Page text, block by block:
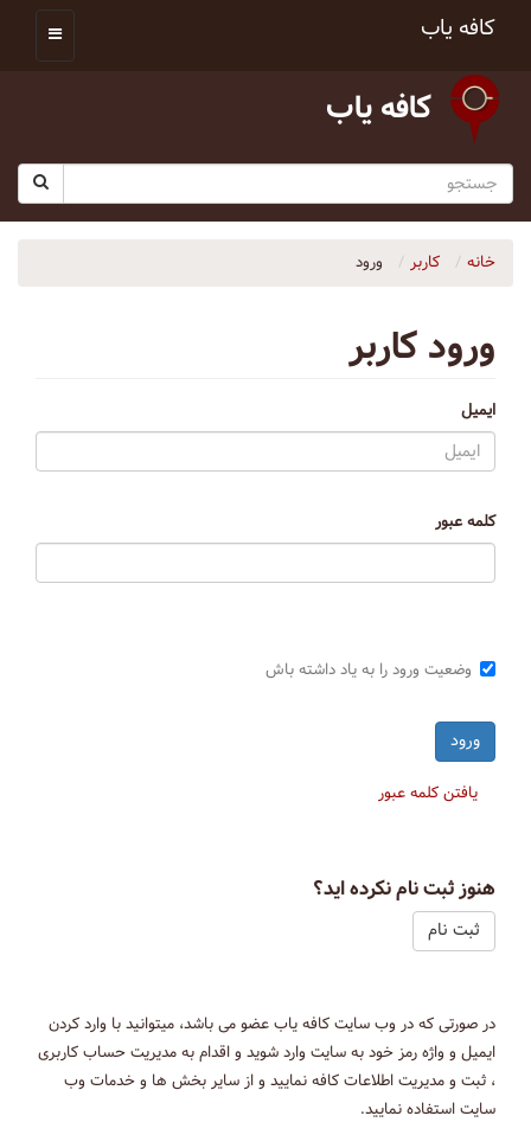
کافه یاب
کافه یاب
خانه کاربر ورود
ورود کاربر
ایمیل
کلمه عبور
وضعیت ورود را به یاد داشته باش
یافتن کلمه عبور
هنوز ثبت نام نکرده اید؟
ثبت نام
در صورتی که در وب سایت کافه یاب عضو می باشد، میتوانید با وارد کردن
ایمیل و واژه رمز خود به سایت وارد شوید و اقدام به مدیریت حساب کاربری
، ثبت و مدیریت اطلاعات کافه نمایید و از سایر بخش ها و خدمات وب
سایت استفاده نمایید.